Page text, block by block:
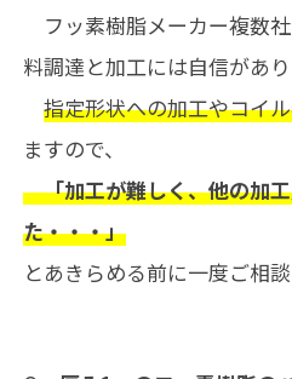
フッ素樹脂メーカー複数
料調達と加工には自信があり
指定形状への加工やコイ
ますので、
「加工が難しく、他の加工
た・・・」
とあきらめる前に一度ご相